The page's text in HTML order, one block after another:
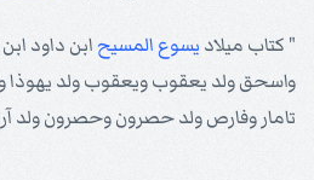
" كتاب ميلاد يسوع المسيح ابن داود
واسحق ولد يعقوب ويعقوب ولد يهوذا
تامار وفارص ولد حصرون وحصرون ولد